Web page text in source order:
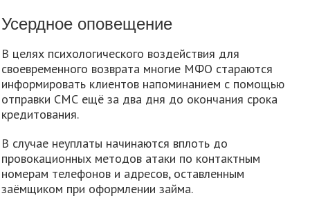
Усердное оповещение
В целях психологического воздействия для
своевременного возврата многие МФО стараются
информировать клиентов напоминанием с помощью
отправки СМС ещё за два дня до окончания срока
кредитования.
В случае неуплаты начинаются вплоть до
провокационных методов атаки по контактным
номерам телефонов и адресов, оставленным
заёмщиком при оформлении займа.